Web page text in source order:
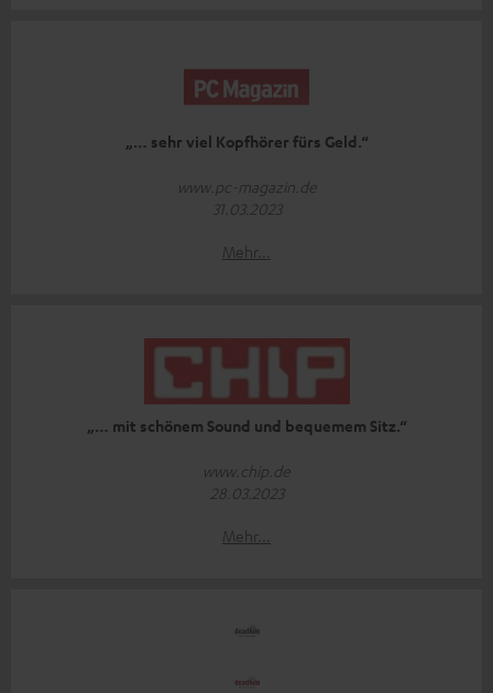
„… sehr viel Kopfhörer fürs Geld.“
www.pc-magazin.de
31.03.2023
Mehr...
„… mit schönem Sound und bequemem Sitz.“
www.chip.de
28.03.2023
Mehr...